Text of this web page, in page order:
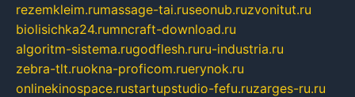
rezemkleim.rumassage-tai.ruseonub.ruzvonitut.ru
biolisichka24.rumncraft-download.ru
algoritm-sistema.rugodflesh.ruru-industria.ru
zebra-tlt.ruokna-proficom.ruerynok.ru
onlinekinospace.rustartupstudio-fefu.ruzarges-ru.ru